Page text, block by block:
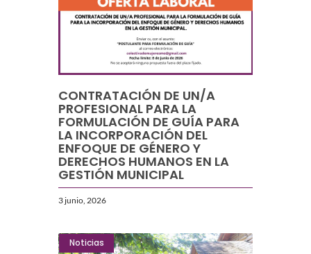
CONTRATACIÓN DE UN/A
PROFESIONAL PARA LA
FORMULACIÓN DE GUÍA PARA
LA INCORPORACIÓN DEL
ENFOQUE DE GÉNERO Y
DERECHOS HUMANOS EN LA
GESTIÓN MUNICIPAL
3 junio, 2026
Noticias